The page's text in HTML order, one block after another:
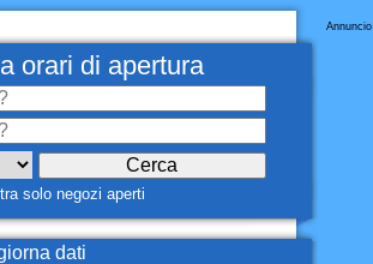
Annuncio
orari di apertura
solo negozi aperti
dati